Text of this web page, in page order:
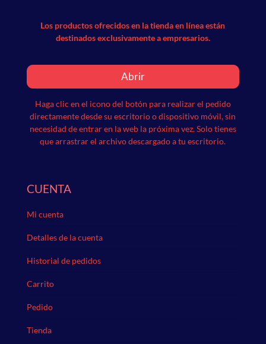
Los productos ofrecidos en la tienda en línea están
destinados exclusivamente a empresarios.
Abrir
Haga clic en el icono del botón para realizar el pedido
directamente desde su escritorio o dispositivo móvil, sin
necesidad de entrar en la web la próxima vez.Solo tienes
que arrastrar el archivo descargado a tu escritorio.
CUENTA
Mi cuenta
Detalles de la cuenta
Historial de pedidos
Carrito
Pedido
Tienda